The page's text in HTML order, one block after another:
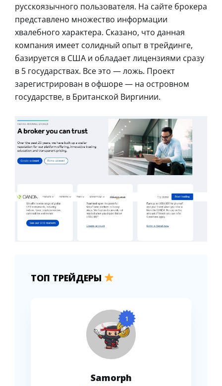
русскоязычного пользователя. На сайте брокера
представлено множество информации
хвалебного характера. Сказано, что данная
компания имеет солидный опыт в трейдинге,
базируется в США и обладает лицензиями сразу
в 5 государствах. Все это — ложь. Проект
зарегистрирован в офшоре — на островном
государстве, в Британской Виргинии.
ТОП ТРЕЙДЕРЫ
1
Samorph